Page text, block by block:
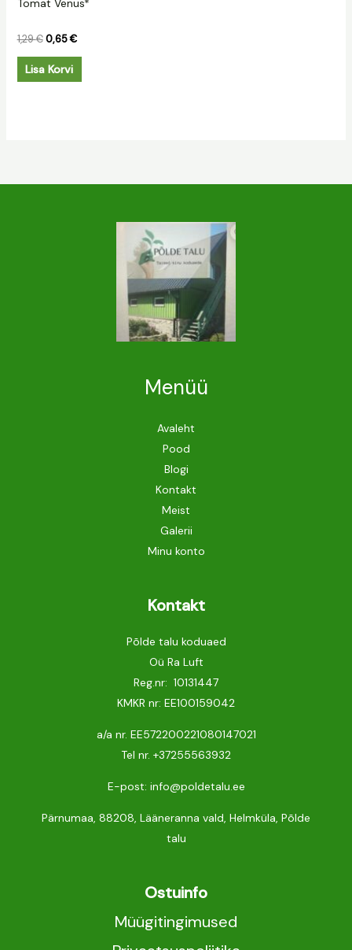
Tomat Venus*
1,29€ 0,65€
Lisa Korvi
Menüü
Avaleht
Pood
Blogi
Kontakt
Meist
Galerii
Minu konto
Kontakt
Põlde talu koduaed
Oü Ra Luft
Reg.nr: 10131447
KMKR nr: EE100159042
a/a nr. EE572200221080147021
Tel nr. +37255563932
E-post: info@poldetalu.ee
Pärnumaa, 88208, Lääneranna vald, Helmküla, Põlde
talu
Ostuinfo
Müügitingimused